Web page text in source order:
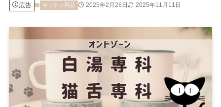
広告 キッチン用品 2025年2月26日 2025年11月11日